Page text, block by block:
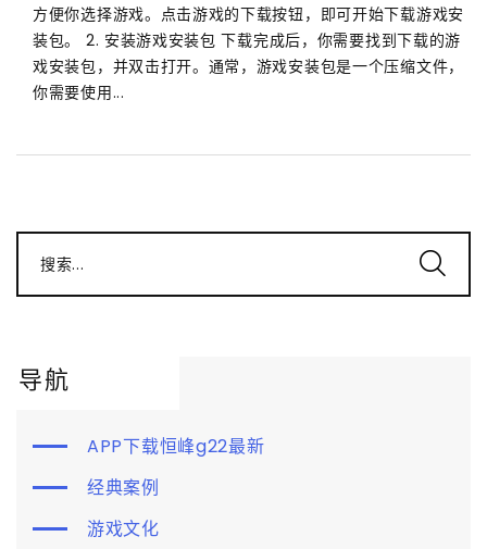
方便你选择游戏。点击游戏的下载按钮，即可开始下载游戏安
装包。 2. 安装游戏安装包 下载完成后，你需要找到下载的游
戏安装包，并双击打开。通常，游戏安装包是一个压缩文件，
你需要使用...
搜索...
导航
APP下载恒峰g22最新
经典案例
游戏文化